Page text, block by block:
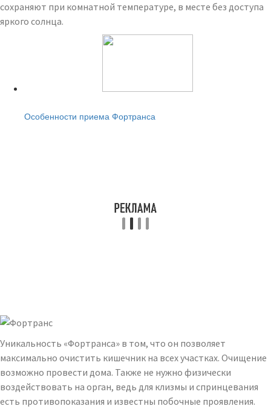
сохраняют при комнатной температуре, в месте без доступа
яркого солнца.
Особенности приема Фортранса
Уникальность «Фортранса» в том, что он позволяет
максимально очистить кишечник на всех участках. Очищение
возможно провести дома. Также не нужно физически
воздействовать на орган, ведь для клизмы и спринцевания
есть противопоказания и известны побочные проявления.